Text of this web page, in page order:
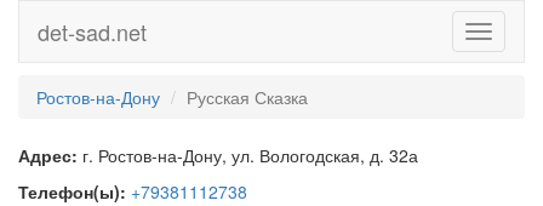
Toggle
det-sad.net
Ростов-на-Дону Русская Сказка
Адрес: г. Ростов-на-Дону, ул. Вологодская, д. 32а
Телефон(ы): +79381112738